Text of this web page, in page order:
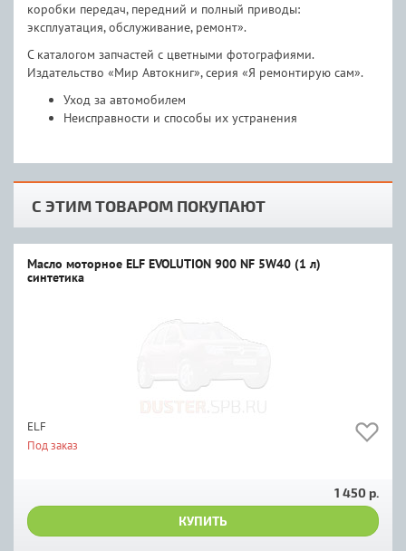
коробки передач, передний и полный приводы:
эксплуатация, обслуживание, ремонт».
С каталогом запчастей с цветными фотографиями.
Издательство «Мир Автокниг», серия «Я ремонтирую сам».
Уход за автомобилем
Неисправности и способы их устранения
С ЭТИМ ТОВАРОМ ПОКУПАЮТ
Масло моторное ELF EVOLUTION 900 NF 5W40 (1 л)
синтетика
ELF
Под заказ
1 450 р.
КУПИТЬ